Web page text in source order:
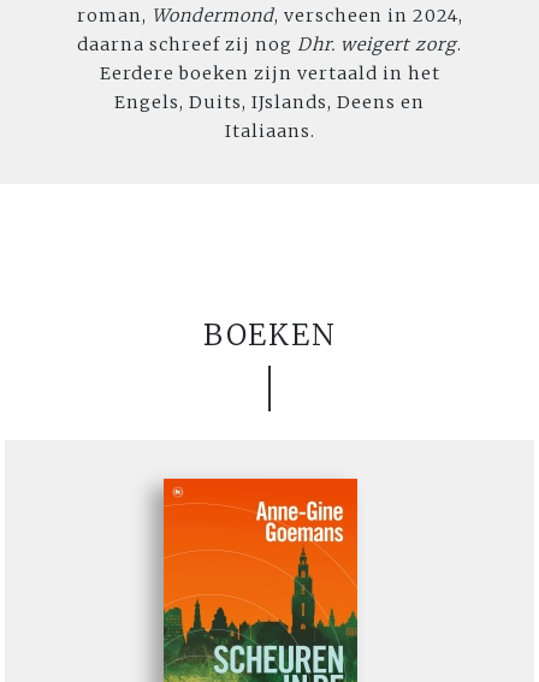
roman, Wondermond, verscheen in 2024,
daarna schreef zij nog Dhr. weigert zorg.
Eerdere boeken zijn vertaald in het
Engels, Duits, IJslands, Deens en
Italiaans.
BOEKEN